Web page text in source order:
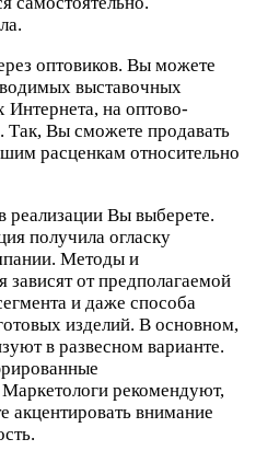
оптовиков. Вы можете
выставочных
Интернета, на оптово-
Вы сможете продавать
расценкам относительно
реализации Вы выберете.
получила огласку
Методы и
от предполагаемой
и даже способа
изделий. В основном,
в развесном варианте.
рекомендуют,
акцентировать внимание